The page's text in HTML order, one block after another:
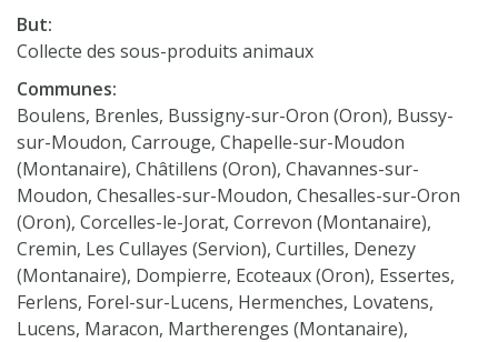
But:
Collecte des sous-produits animaux
Communes:
Boulens, Brenles, Bussigny-sur-Oron (Oron), Bussy-
sur-Moudon, Carrouge, Chapelle-sur-Moudon
(Montanaire), Châtillens (Oron), Chavannes-sur-
Moudon, Chesalles-sur-Moudon, Chesalles-sur-Oron
(Oron), Corcelles-le-Jorat, Correvon (Montanaire),
Cremin, Les Cullayes (Servion), Curtilles, Denezy
(Montanaire), Dompierre, Ecoteaux (Oron), Essertes,
Ferlens, Forel-sur-Lucens, Hermenches, Lovatens,
Lucens, Maracon, Martherenges (Montanaire),